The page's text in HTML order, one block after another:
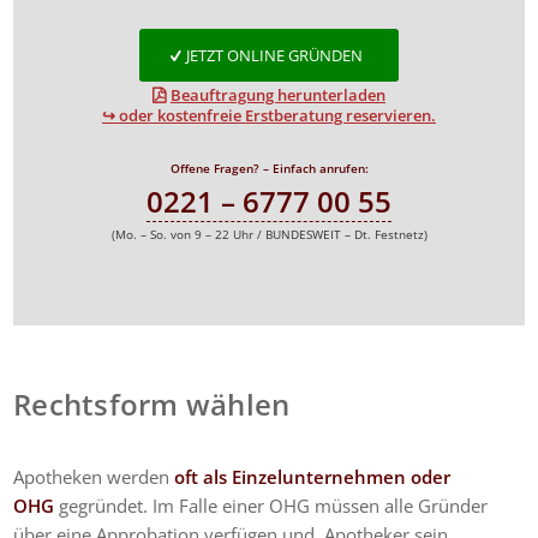
JETZT ONLINE GRÜNDEN
Beauftragung herunterladen
↪ oder kostenfreie Erstberatung reservieren.
Offene Fragen? – Einfach anrufen:
0221 – 6777 00 55
(Mo. – So. von 9 – 22 Uhr / BUNDESWEIT – Dt. Festnetz)
Rechtsform wählen
Apotheken werdenoft als Einzelunternehmenoder
OHG gegründet. Im Falle einer OHG müssen alle Gründer